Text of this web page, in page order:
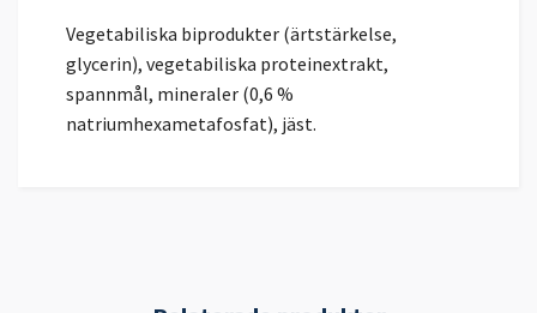
Vegetabiliska biprodukter (ärtstärkelse,
glycerin), vegetabiliska proteinextrakt,
spannmål, mineraler (0,6 %
natriumhexametafosfat), jäst.